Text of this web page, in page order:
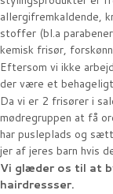
allergifremkaldende,
stoffer (bl.a
kemisk frisør,
Eftersom vi ikke
der være et behageligt
Da vi er 2 frisører i
mødregruppen at få
har pusleplads og
jer af jeres barn hvis
Vi glæder os til at
hairdressser.